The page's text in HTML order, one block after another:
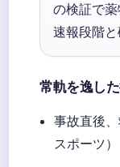
の検証で
速報段階と
常軌を逸し
事故直後
スポーツ）